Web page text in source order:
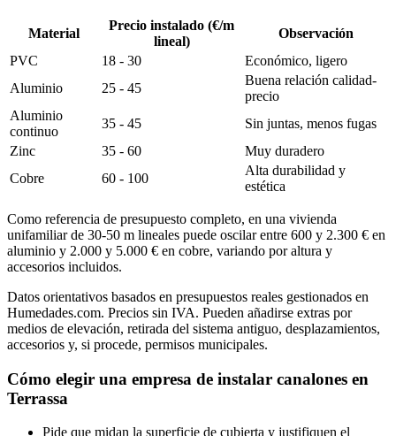
Material
Precio instalado (€/m
lineal)
Observación
PVC
18 - 30
Económico, ligero
Aluminio
25 - 45
Buena relación calidad-
precio
Aluminio
continuo
35 - 45
Sin juntas, menos fugas
Zinc
35 - 60
Muy duradero
Cobre
60 - 100
Alta durabilidad y
estética
Como referencia de presupuesto completo, en una vivienda
unifamiliar de 30-50 m lineales puede oscilar entre 600 y 2.300 € en
aluminio y 2.000 y 5.000 € en cobre, variando por altura y
accesorios incluidos.
Datos orientativos basados en presupuestos reales gestionados en
Humedades.com. Precios sin IVA. Pueden añadirse extras por
medios de elevación, retirada del sistema antiguo, desplazamientos,
accesorios y, si procede, permisos municipales.
Cómo elegir una empresa de instalar canalones en
Terrassa
Pide que midan la superficie de cubierta y justifiquen el